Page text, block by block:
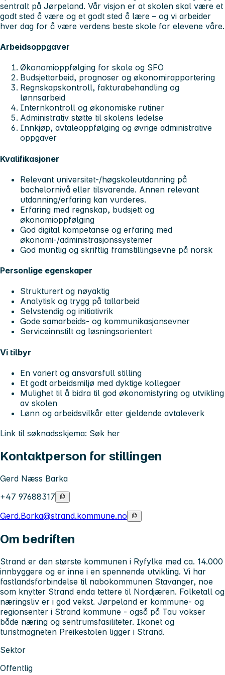
sentralt på Jørpeland. Vår visjon er at skolen skal være et
godt sted å være og et godt sted å lære – og vi arbeider
hver dag for å være verdens beste skole for elevene våre.
Arbeidsoppgaver
Økonomioppfølging for skole og SFO
Budsjettarbeid, prognoser og økonomirapportering
Regnskapskontroll, fakturabehandling og
lønnsarbeid
Internkontroll og økonomiske rutiner
Administrativ støtte til skolens ledelse
Innkjøp, avtaleoppfølging og øvrige administrative
oppgaver
Kvalifikasjoner
Relevant universitet-/høgskoleutdanning på
bachelornivå eller tilsvarende. Annen relevant
utdanning/erfaring kan vurderes.
Erfaring med regnskap, budsjett og
økonomioppfølging
God digital kompetanse og erfaring med
økonomi-/administrasjonssystemer
God muntlig og skriftlig framstillingsevne på norsk
Personlige egenskaper
Strukturert og nøyaktig
Analytisk og trygg på tallarbeid
Selvstendig og initiativrik
Gode samarbeids- og kommunikasjonsevner
Serviceinnstilt og løsningsorientert
Vi tilbyr
En variert og ansvarsfull stilling
Et godt arbeidsmiljø med dyktige kollegaer
Mulighet til å bidra til god økonomistyring og utvikling
av skolen
Lønn og arbeidsvilkår etter gjeldende avtaleverk
Link til søknadsskjema: Søk her
Kontaktperson for stillingen
Gerd Næss Barka
+47 97688317
Gerd.Barka@strand.kommune.no
Om bedriften
Strand er den største kommunen i Ryfylke med ca. 14.000
innbyggere og er inne i en spennende utvikling. Vi har
fastlandsforbindelse til nabokommunen Stavanger, noe
som knytter Strand enda tettere til Nordjæren. Folketall og
næringsliv er i god vekst. Jørpeland er kommune- og
regionsenter i Strand kommune - også på Tau vokser
både næring og sentrumsfasiliteter. Ikonet og
turistmagneten Preikestolen ligger i Strand.
Sektor
Offentlig